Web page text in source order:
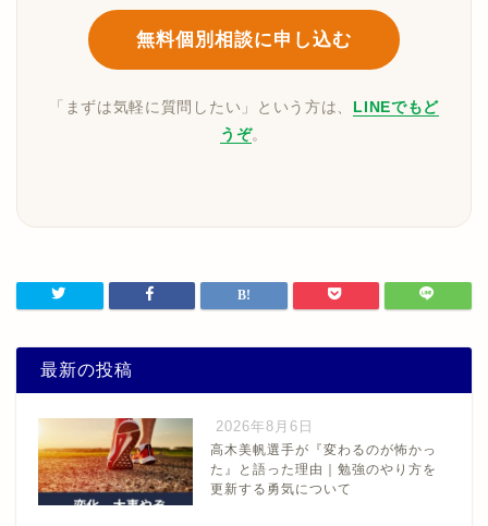
無料個別相談に申し込む
「まずは気軽に質問したい」という方は、 LINEでもど
うぞ。
最新の投稿
2026年8月6日
高木美帆選手が『変わるのが怖かっ
た』と語った理由｜勉強のやり方を
更新する勇気について